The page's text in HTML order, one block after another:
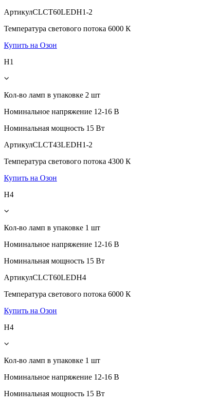
АртикулCLCT60LEDH1-2
Температура светового потока 6000 К
Купить на Озон
H1
Кол-во ламп в упаковке 2 шт
Номинальное напряжение 12-16 В
Номинальная мощность 15 Вт
АртикулCLCT43LEDH1-2
Температура светового потока 4300 К
Купить на Озон
H4
Кол-во ламп в упаковке 1 шт
Номинальное напряжение 12-16 В
Номинальная мощность 15 Вт
АртикулCLCT60LEDH4
Температура светового потока 6000 К
Купить на Озон
H4
Кол-во ламп в упаковке 1 шт
Номинальное напряжение 12-16 В
Номинальная мощность 15 Вт